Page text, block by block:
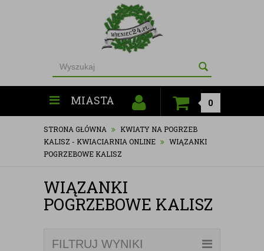
MIASTA 0
STRONA GŁÓWNA
KWIATY NA POGRZEB
KALISZ - KWIACIARNIA ONLINE
WIĄZANKI
POGRZEBOWE KALISZ
WIĄZANKI
POGRZEBOWE KALISZ
FILTRUJ WYNIKI